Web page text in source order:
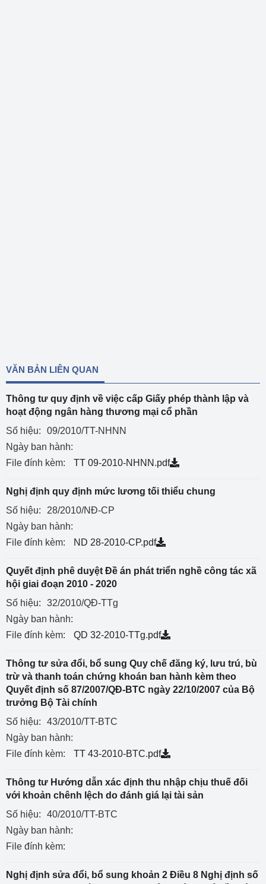
VĂN BẢN LIÊN QUAN
Thông tư quy định về việc cấp Giấy phép thành lập và
hoạt động ngân hàng thương mại cổ phần
Số hiệu:
09/2010/TT-NHNN
Ngày ban hành:
File đính kèm:
TT 09-2010-NHNN.pdf
Nghị định quy định mức lương tối thiểu chung
Số hiệu:
28/2010/NĐ-CP
Ngày ban hành:
File đính kèm:
ND 28-2010-CP.pdf
Quyết định phê duyệt Đề án phát triển nghề công tác xã
hội giai đoạn 2010 - 2020
Số hiệu:
32/2010/QĐ-TTg
Ngày ban hành:
File đính kèm:
QD 32-2010-TTg.pdf
Thông tư sửa đổi, bổ sung Quy chế đăng ký, lưu trú, bù
trừ và thanh toán chứng khoán ban hành kèm theo
Quyết định số 87/2007/QĐ-BTC ngày 22/10/2007 của Bộ
trưởng Bộ Tài chính
Số hiệu:
43/2010/TT-BTC
Ngày ban hành:
File đính kèm:
TT 43-2010-BTC.pdf
Thông tư Hướng dẫn xác định thu nhập chịu thuế đối
với khoản chênh lệch do đánh giá lại tài sản
Số hiệu:
40/2010/TT-BTC
Ngày ban hành:
File đính kèm:
Nghị định sửa đổi, bổ sung khoản 2 Điều 8 Nghị định số